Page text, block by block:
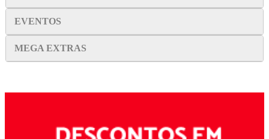
EVENTOS
MEGA EXTRAS